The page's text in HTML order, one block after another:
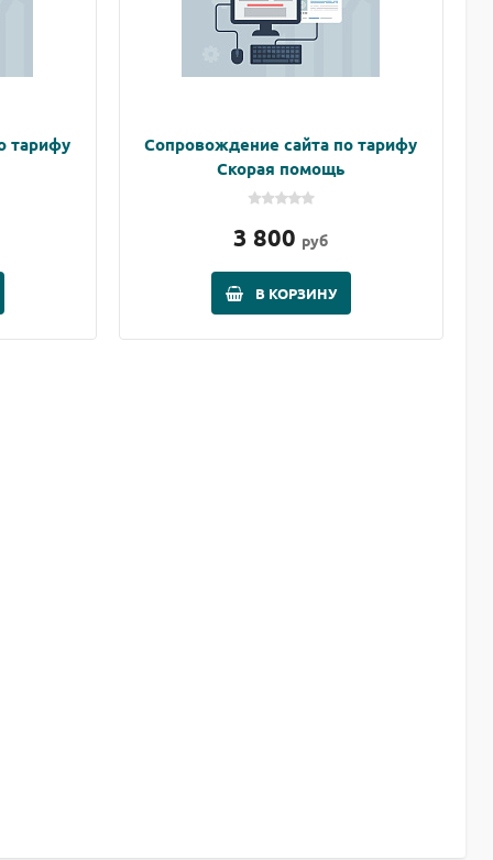
тарифу
Сопровождение сайта по тарифу
Скорая помощь
3 800 руб
В КОРЗИНУ